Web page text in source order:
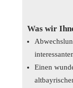
Was wir
Einen